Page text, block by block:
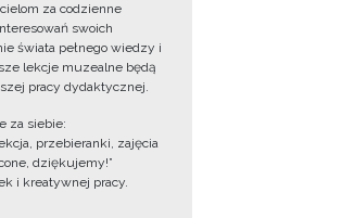
za codzienne
swoich
świata pełnego wiedzy i
lekcje muzealne będą
pracy dydaktycznej.
za siebie:
przebieranki, zajęcia
dziękujemy!”
i kreatywnej pracy.